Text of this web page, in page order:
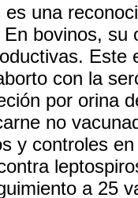
es una
En bovinos, su
Este
con la
por orina
no
y controles
a 25